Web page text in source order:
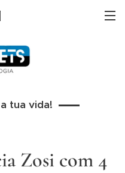
tua vida!
Zosi com 4